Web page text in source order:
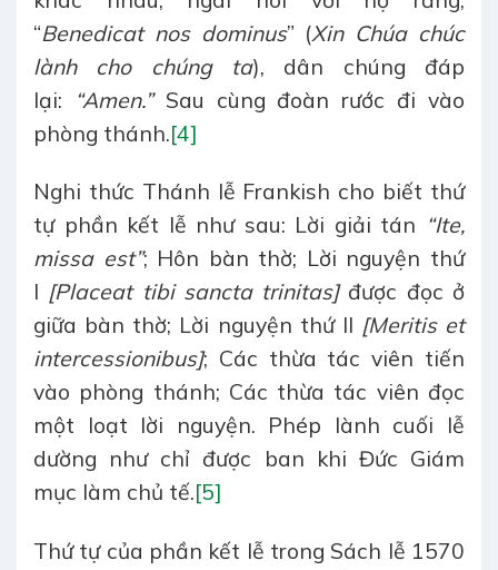
“Benedicat nos dominus” (Xin Chúa chúc
lành cho chúng ta), dân chúng đáp
lại:
“Amen.”Sau cùng đoàn rước đi vào
phòng thánh.[4]
Nghi thức Thánh lễ Frankish cho biết thứ
tự phần kết lễ như sau: Lời giải tán “Ite,
missa est”; Hôn bàn thờ; Lời nguyện thứ
I [Placeat tibi sancta trinitas]được đọc ở
giữa bàn thờ; Lời nguyện thứ II [Meritis et
intercessionibus]; Các thừa tác viên tiến
vào phòng thánh; Các thừa tác viên đọc
một loạt lời nguyện. Phép lành cuối lễ
dường như chỉ được ban khi Đức Giám
mục làm chủ tế.[5]
Thứ tự của phần kết lễ trong Sách lễ 1570